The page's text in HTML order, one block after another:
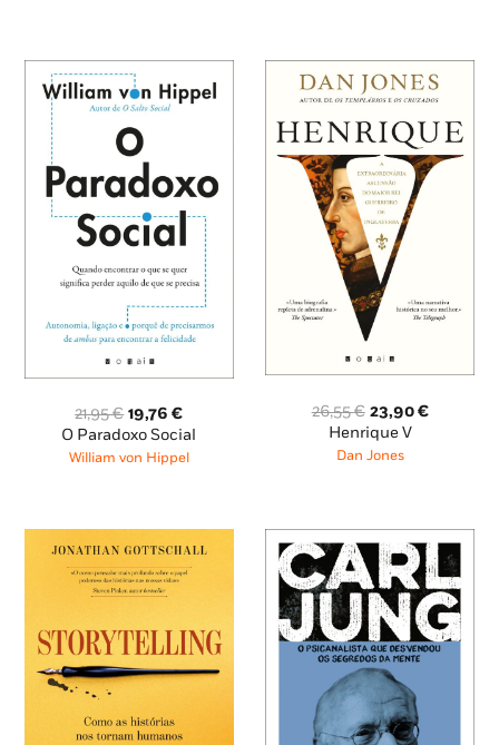
21,95€ O
preço
original
19,76€O
preço
atual
O Paradoxo Social
William von Hippel
26,55€ O
preço
original
23,90€O
Henrique V
Dan Jones